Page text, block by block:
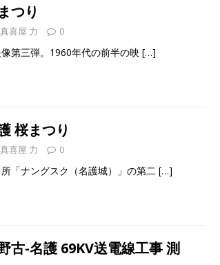
つり
真喜屋 力 0
第三弾。1960年代の前半の映 […]
桜まつり
真喜屋 力 0
「ナングスク（名護城）」の第二 […]
古-名護 69KV送電線工事 測